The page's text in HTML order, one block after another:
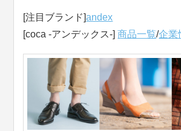
[注目ブランド]andex
[coca -アンデックス-]商品一覧/企業